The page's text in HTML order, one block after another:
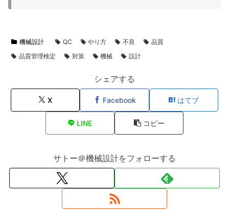
機械設計 QC やり方 不良
品質
品質管理検定
対策 機械 設計
シェアする
X Facebook はてブ
LINE コピー
サトー＠機械設計をフォローする